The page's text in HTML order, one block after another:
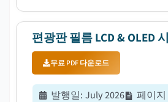
편광판 필름 LCD & OLED
무료 PDF 다운로드
발행일: July 2026 페이지